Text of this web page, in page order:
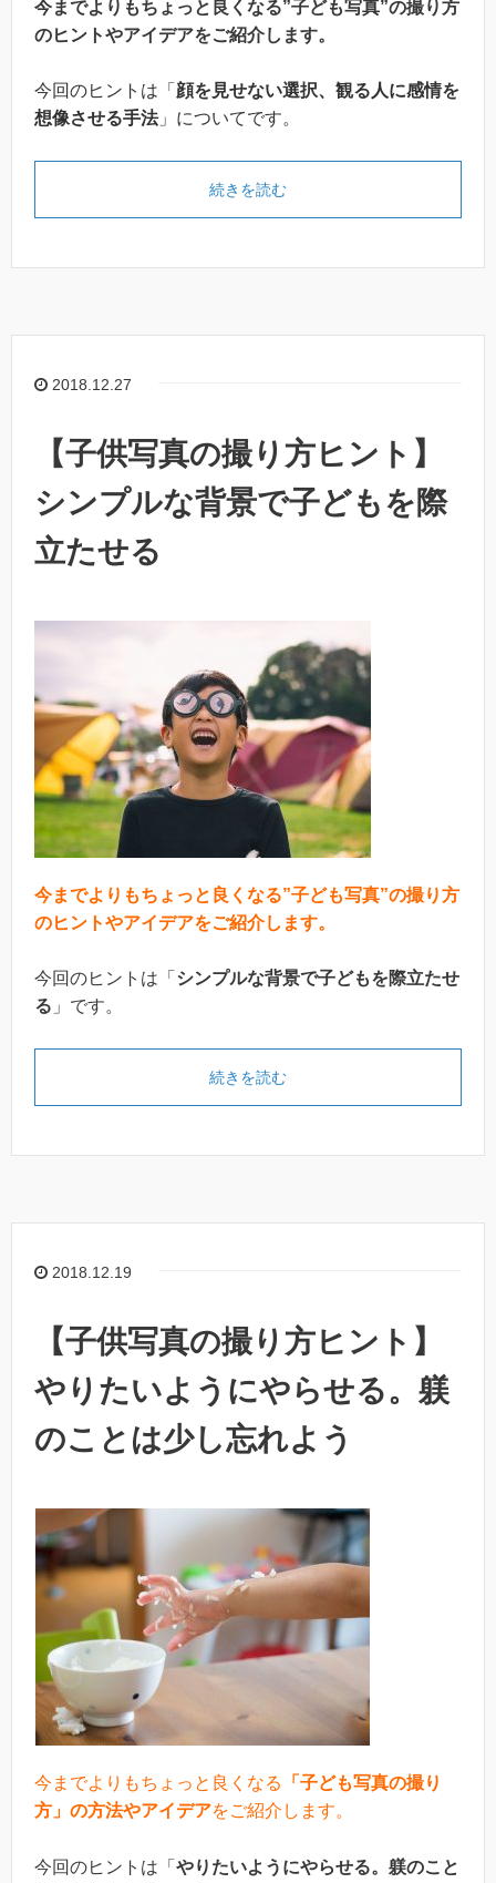
今までよりもちょっと良くなる”子ども写真”の撮り方
のヒントやアイデアをご紹介します。
今回のヒントは「 顔を見せない選択、観る人に感情を
想像させる手法」についてです。
続きを読む
2018.12.27
【子供写真の撮り方ヒント】
シンプルな背景で子どもを際
立たせる
今までよりもちょっと良くなる”子ども写真”の撮り方
のヒントやアイデアをご紹介します。
今回のヒントは「 シンプルな背景で子どもを際立たせ
る 」です。
続きを読む
2018.12.19
【子供写真の撮り方ヒント】
やりたいようにやらせる。躾
のことは少し忘れよう
今までよりもちょっと良くなる
「子ども写真の撮り
方」の方法やアイデアをご紹介します。
今回のヒントは「 やりたいようにやらせる。躾のこと